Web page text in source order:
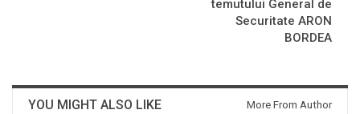
temutului General de
Securitate ARON
BORDEA
YOU MIGHT ALSO LIKE More From Author